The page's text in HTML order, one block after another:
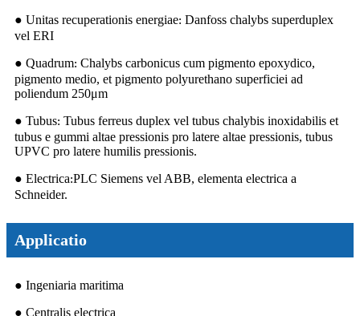
● Unitas recuperationis energiae: Danfoss chalybs superduplex
vel ERI
● Quadrum: Chalybs carbonicus cum pigmento epoxydico,
pigmento medio, et pigmento polyurethano superficiei ad
poliendum 250μm
● Tubus: Tubus ferreus duplex vel tubus chalybis inoxidabilis et
tubus e gummi altae pressionis pro latere altae pressionis, tubus
UPVC pro latere humilis pressionis.
● Electrica:PLC Siemens vel ABB, elementa electrica a
Schneider.
Applicatio
● Ingeniaria maritima
● Centralis electrica